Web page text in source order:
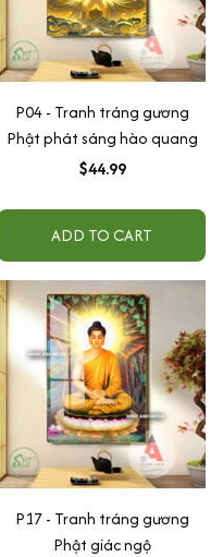
P04 - Tranh tráng gương
Phật phát sáng hào quang
$44.99
ADD TO CART
P17 - Tranh tráng gương
Phật giác ngộ